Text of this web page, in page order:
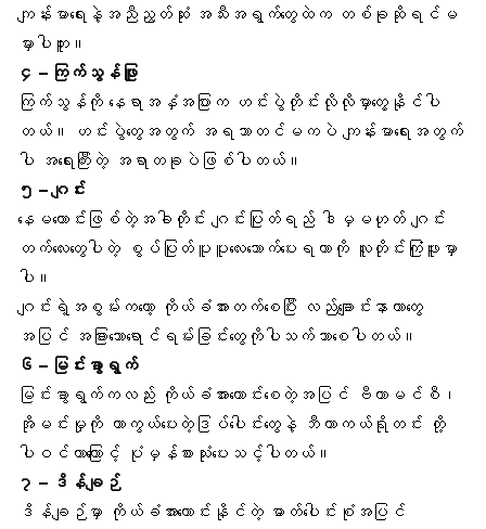
ကျန်းမာရေးနဲ့အညီညွတ်ဆုံး အသီးအရွက်တွေထဲက တစ်ခုဆိုရင်မ
မှားပါဘူး။
၄ – ကြက်သွန်ဖြူ
ကြက်သွန်ကို နေရာအနှံအပြားက ဟင်းပွဲတိုင်းလိုလိုမှာတွေ့နိုင်ပါ
တယ်။ ဟင်းပွဲတွေအတွက် အရသာတင်မကပဲ ကျန်းမာရေးအတွက်
ပါ အရေးကြီးတဲ့ အရာတခုပဲဖြစ်ပါတယ်။
၅ –ဂျင်း
နေမကောင်းဖြစ်တဲ့အခါတိုင်း ဂျင်းပြုတ်ရည် ဒါမှမဟုတ် ဂျင်း
တက်လေးတွေပါတဲ့ စွပ်ပြုတ်ပူပူလေးသောက်ပေးရတာကို လူတိုင်းကြုံဖူးမှာ
ပါ။
ဂျင်းရဲ့အစွမ်းကတော့ ကိုယ်ခံအားတက်စေပြီး လည်ချောင်းနာတာတွေ
အပြင် အခြားသောရောင်ရမ်းခြင်းတွေကိုပါသက်သာစေပါတယ်။
၆ – မြင်းခွာရွက်
မြင်းခွာရွက်ကလည်း ကိုယ်ခံအားကောင်းစေတဲ့အပြင် ဗီတာမင်စီ၊
အိုမင်းမှုကို ကာကွယ်ပေးတဲ့ဒြပ်ပေါင်းတွေနဲ့ ဘီတာကယ်ရိုတင်း တို့
ပါဝင်တာကြောင့် ပုံမှန်စားသုံးပေးသင့်ပါတယ်။
၇ – ဒိန်ချဉ်
ဒိန်ချဉ်မှာ ကိုယ်ခံအားကောင်းနိုင်တဲ့ ဓာတ်ပေါင်းစုံအပြင်